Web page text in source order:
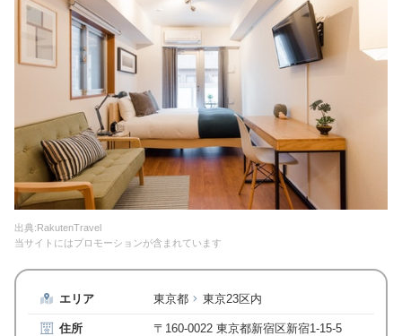
出典:RakutenTravel
当サイトにはプロモーションが含まれています
エリア 東京都 東京23区内
住所
〒160-0022 東京都新宿区新宿1-15-5